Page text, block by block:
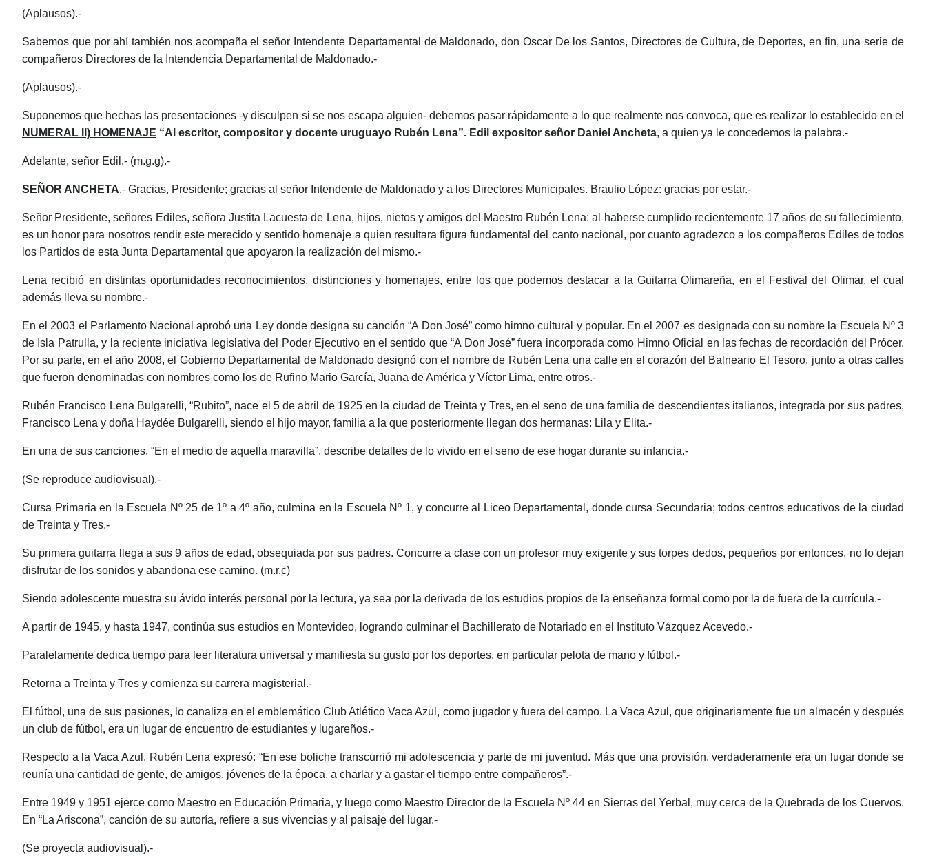
(Aplausos).-
Sabemos que por ahí también nos acompaña el señor Intendente Departamental de Maldonado, don Oscar De los Santos, Directores de Cultura, de Deportes, en fin, una serie de
compañeros Directores de la Intendencia Departamental de Maldonado.-
(Aplausos).-
Suponemos que hechas las presentaciones -y disculpen si se nos escapa alguien- debemos pasar rápidamente a lo que realmente nos convoca, que es realizar lo establecido en el
NUMERAL II) HOMENAJE “Al escritor, compositor y docente uruguayo Rubén Lena”. Edil expositor señor Daniel Ancheta, a quien ya le concedemos la palabra.-
Adelante, señor Edil.- (m.g.g).-
SEÑOR ANCHETA.- Gracias, Presidente; gracias al señor Intendente de Maldonado y a los Directores Municipales. Braulio López: gracias por estar.-
Señor Presidente, señores Ediles, señora Justita Lacuesta de Lena, hijos, nietos y amigos del Maestro Rubén Lena: al haberse cumplido recientemente 17 años de su fallecimiento,
es un honor para nosotros rendir este merecido y sentido homenaje a quien resultara figura fundamental del canto nacional, por cuanto agradezco a los compañeros Ediles de todos
los Partidos de esta Junta Departamental que apoyaron la realización del mismo.-
Lena recibió en distintas oportunidades reconocimientos, distinciones y homenajes, entre los que podemos destacar a la Guitarra Olimareña, en el Festival del Olimar, el cual
además lleva su nombre.-
En el 2003 el Parlamento Nacional aprobó una Ley donde designa su canción “A Don José” como himno cultural y popular. En el 2007 es designada con su nombre la Escuela Nº 3
de Isla Patrulla, y la reciente iniciativa legislativa del Poder Ejecutivo en el sentido que “A Don José” fuera incorporada como Himno Oficial en las fechas de recordación del Prócer.
Por su parte, en el año 2008, el Gobierno Departamental de Maldonado designó con el nombre de Rubén Lena una calle en el corazón del Balneario El Tesoro, junto a otras calles
que fueron denominadas con nombres como los de Rufino Mario García, Juana de América y Víctor Lima, entre otros.-
Rubén Francisco Lena Bulgarelli, “Rubito”, nace el 5 de abril de 1925 en la ciudad de Treinta y Tres, en el seno de una familia de descendientes italianos, integrada por sus padres,
Francisco Lena y doña Haydée Bulgarelli, siendo el hijo mayor, familia a la que posteriormente llegan dos hermanas: Lila y Elita.-
En una de sus canciones, “En el medio de aquella maravilla”, describe detalles de lo vivido en el seno de ese hogar durante su infancia.-
(Se reproduce audiovisual).-
Cursa Primaria en la Escuela Nº 25 de 1º a 4º año, culmina en la Escuela Nº 1, y concurre al Liceo Departamental, donde cursa Secundaria; todos centros educativos de la ciudad
de Treinta y Tres.-
Su primera guitarra llega a sus 9 años de edad, obsequiada por sus padres. Concurre a clase con un profesor muy exigente y sus torpes dedos, pequeños por entonces, no lo dejan
disfrutar de los sonidos y abandona ese camino. (m.r.c)
Siendo adolescente muestra su ávido interés personal por la lectura, ya sea por la derivada de los estudios propios de la enseñanza formal como por la de fuera de la currícula.-
A partir de 1945, y hasta 1947, continúa sus estudios en Montevideo, logrando culminar el Bachillerato de Notariado en el Instituto Vázquez Acevedo.-
Paralelamente dedica tiempo para leer literatura universal y manifiesta su gusto por los deportes, en particular pelota de mano y fútbol.-
Retorna a Treinta y Tres y comienza su carrera magisterial.-
El fútbol, una de sus pasiones, lo canaliza en el emblemático Club Atlético Vaca Azul, como jugador y fuera del campo. La Vaca Azul, que originariamente fue un almacén y después
un club de fútbol, era un lugar de encuentro de estudiantes y lugareños.-
Respecto a la Vaca Azul, Rubén Lena expresó: “En ese boliche transcurrió mi adolescencia y parte de mi juventud. Más que una provisión, verdaderamente era un lugar donde se
reunía una cantidad de gente, de amigos, jóvenes de la época, a charlar y a gastar el tiempo entre compañeros”.-
Entre 1949 y 1951 ejerce como Maestro en Educación Primaria, y luego como Maestro Director de la Escuela Nº 44 en Sierras del Yerbal, muy cerca de la Quebrada de los Cuervos.
En “La Ariscona”, canción de su autoría, refiere a sus vivencias y al paisaje del lugar.-
(Se proyecta audiovisual).-